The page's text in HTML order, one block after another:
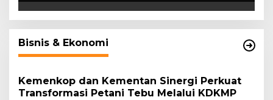
Bisnis & Ekonomi
Kemenkop dan Kementan Sinergi Perkuat
Transformasi Petani Tebu Melalui KDKMP